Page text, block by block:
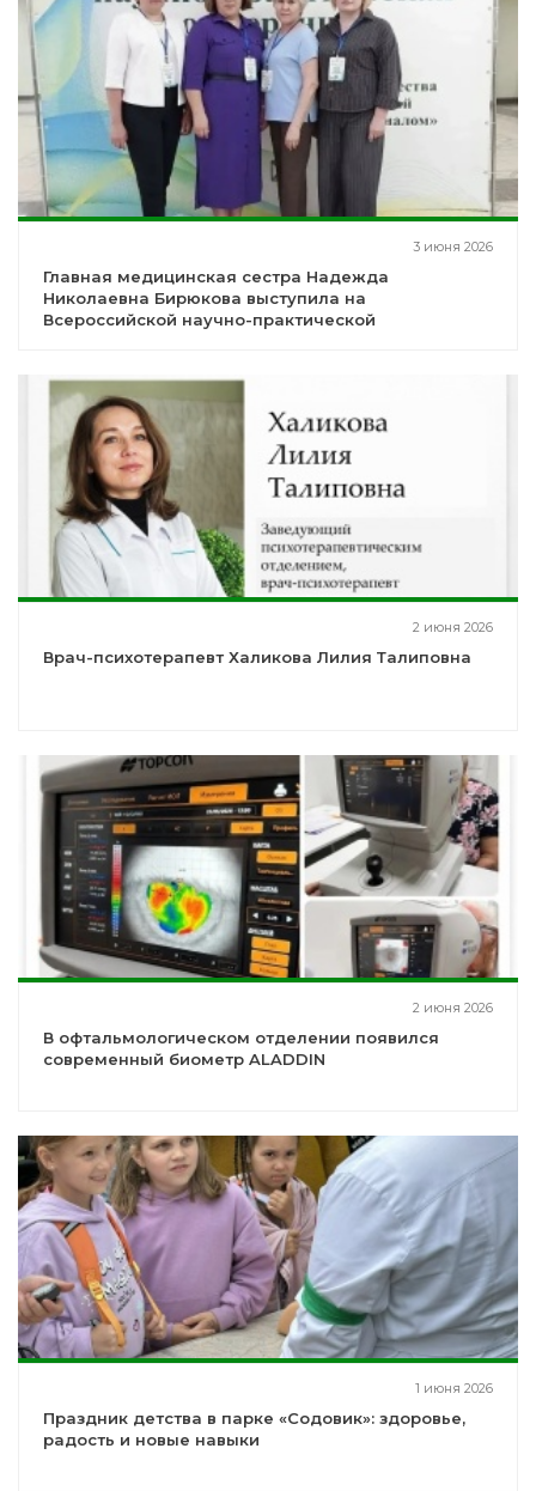
3 июня 2026
Главная медицинская сестра Надежда
Николаевна Бирюкова выступила на
Всероссийской научно-практической
2 июня 2026
Врач-психотерапевт Халикова Лилия Талиповна
2 июня 2026
В офтальмологическом отделении появился
современный биометр ALADDIN
1 июня 2026
Праздник детства в парке «Содовик»: здоровье,
радость и новые навыки